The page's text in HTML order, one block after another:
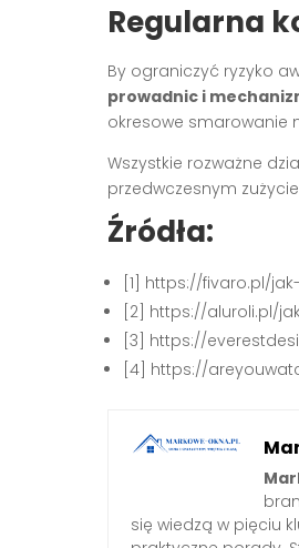
Regularna
By ograniczyć ryzyko
prowadnic i
okresowe smarowanie
Wszystkie rozważne
przedwczesnym
Źródła:
[1] https://fivaro.pl/
[2] https://aluroli.pl/
[3] https://
[4] https://
się wiedzą w pięciu